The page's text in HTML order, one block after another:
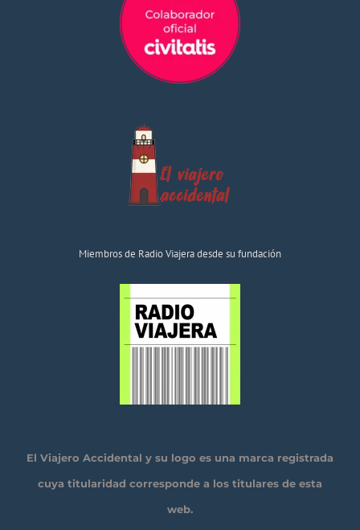
Miembros de Radio Viajera desde su fundación
El Viajero Accidental y su logo es una marca registrada
cuya titularidad corresponde a los titulares de esta
web.